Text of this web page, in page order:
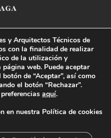
41. 29016 Málaga
608 · info@coaat.es
de Málaga 2019 Todos los derechos
protección de datos|Canal de denuncias
y Arquitectos Técnicos de
con la finalidad de realizar
de la utilización y
web. Puede aceptar
de “Aceptar”, así como
el botón “Rechazar”.
aquí.
en nuestra Política de cookies